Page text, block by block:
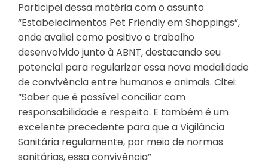
Participei dessa matéria com o assunto
“Estabelecimentos Pet Friendly em Shoppings”,
onde avaliei como positivo o trabalho
desenvolvido junto à ABNT, destacando seu
potencial para regularizar essa nova modalidade
de convivência entre humanos e animais. Citei:
“Saber que é possível conciliar com
responsabilidade e respeito. E também é um
excelente precedente para que a Vigilância
Sanitária regulamente, por meio de normas
sanitárias, essa convivência”